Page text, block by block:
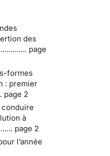
des
page
formes
: premier
page 2
conduire
à
page 2
l’année